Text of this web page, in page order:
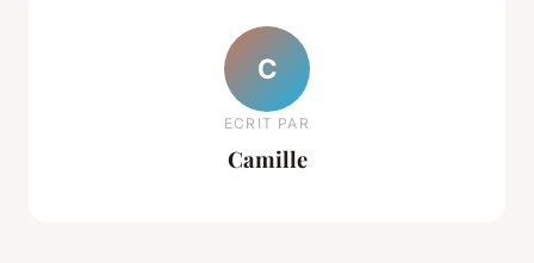
C
ECRIT PAR
Camille